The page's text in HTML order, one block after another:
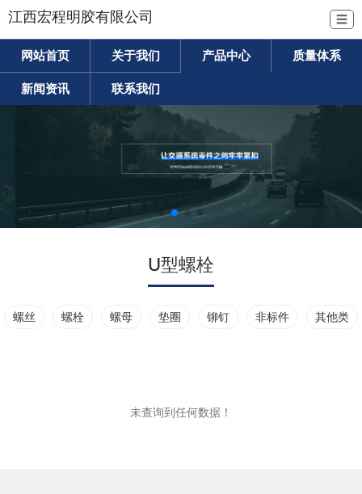
江西宏程明胶有限公司 ☰
网站首页 关于我们 产品中心 质量体系
新闻资讯 联系我们
U型螺栓
螺丝 螺栓 螺母 垫圈 铆钉 非标件 其他类
未查询到任何数据！